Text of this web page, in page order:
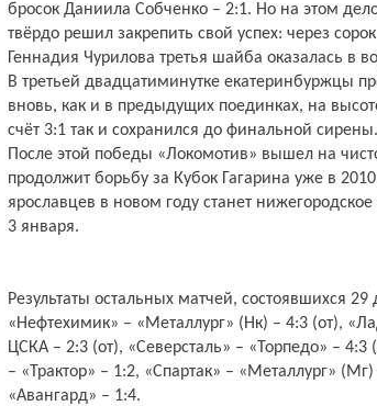
бросок Даниила Собченко – 2:1. Но на этом
твёрдо решил закрепить свой успех: через
Геннадия Чурилова третья шайба оказалась в
В третьей двадцатиминутке екатеринбуржцы
вновь, как и в предыдущих поединках, на
счёт 3:1 так и сохранился до финальной сирены.
После этой победы «Локомотив» вышел на
продолжит борьбу за Кубок Гагарина уже в
ярославцев в новом году станет
3 января.
Результаты остальных матчей, состоявшихся
«Нефтехимик» – «Металлург» (Нк) – 4:3 (от),
ЦСКА – 2:3 (от), «Северсталь» – «Торпедо» –
– «Трактор» – 1:2, «Спартак» – «Металлург»
«Авангард» – 1:4.